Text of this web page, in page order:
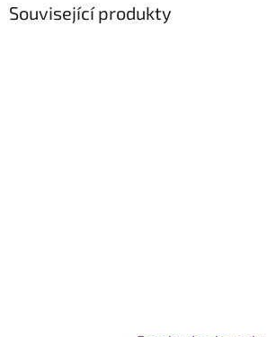
Související produkty